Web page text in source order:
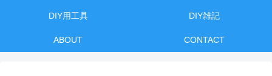
DIY用工具 DIY雑記
ABOUT CONTACT